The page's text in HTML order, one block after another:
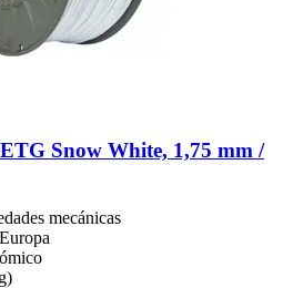
Snow White, 1,75 mm /
mecánicas